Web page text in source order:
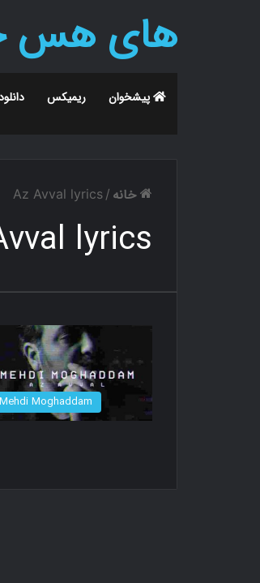
های هس
پیشخوان ریمیکس
خانه /
Az Avval lyrics
lyrics
Mehdi Moghaddam